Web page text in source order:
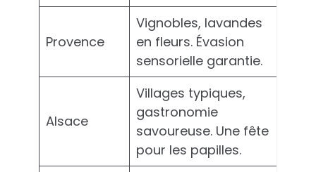
Provence
Vignobles, lavandes
en fleurs. Évasion
sensorielle garantie.
Alsace
Villages typiques,
gastronomie
savoureuse. Une fête
pour les papilles.